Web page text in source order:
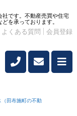
社です。不動産売買や住宅
を承っております。
よくある質問 会員登録
田布施町の不動